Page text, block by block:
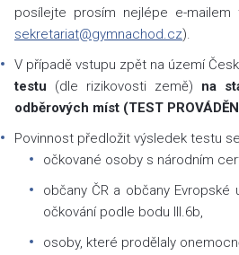
posílejte prosím nejlépe e-
sekretariat@gymnachod.cz).
V případě vstupu zpět na území
testu (dle rizikovosti země) na
odběrových míst (TEST
Povinnost předložit výsledek testu
očkované osoby s národním
občany ČR a občany
očkování podle bodu III.6b,
osoby, které prodělaly